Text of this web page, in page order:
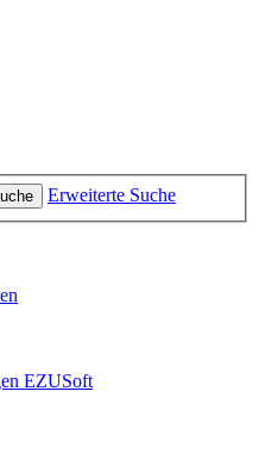
Erweiterte Suche
EZUSoft